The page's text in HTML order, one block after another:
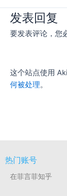
发表回复
要发表评论，您
这个站点使用
何被处理。
热门账号
在菲言菲知乎